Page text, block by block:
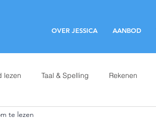
OVER JESSICA AANBOD
lezen Taal & Spelling Rekenen
te lezen